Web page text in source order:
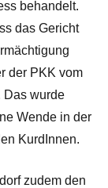
behan­delt.
das Gericht
der PKK vom
Das wurde
Wende in der
KurdInnen.
zudem den